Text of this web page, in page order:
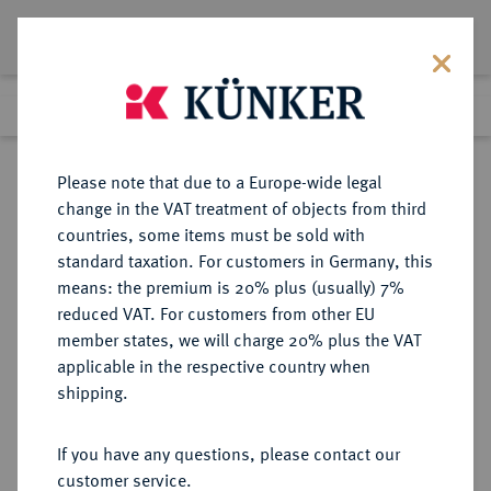
Lot 2423Next lot
Auction 404 · Lot 2423
19 Mar 2024 Finished
DEUTSCHE MÜNZEN UND MEDAILLEN · MAINZ
ERZBISTUM Anselm Franz von
Ingelheim, 1679-1695.
Gulden (60 Kreuzer) 1690, Mainz,
Please note that due to a Europe-wide legal
change in the VAT treatment of objects from third
countries, some items must be sold with
standard taxation. For customers in Germany, this
means: the premium is 20% plus (usually) 7%
reduced VAT. For customers from other EU
member states, we will charge 20% plus the VAT
applicable in the respective country when
shipping.
If you have any questions, please contact our
customer service.